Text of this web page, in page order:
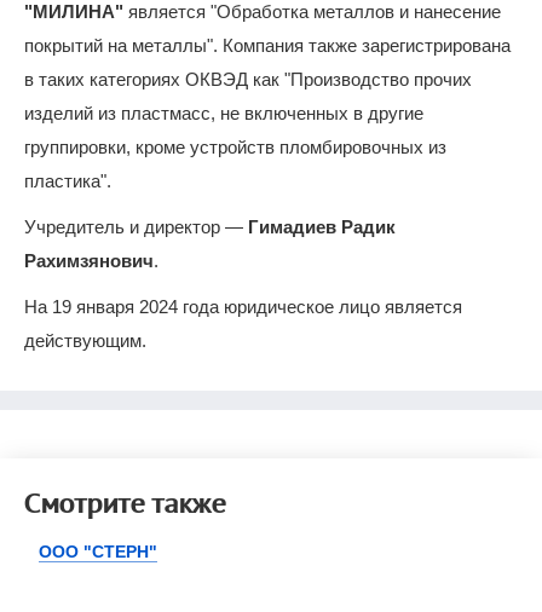
"МИЛИНА" является "Обработка металлов и нанесение
покрытий на металлы". Компания также зарегистрирована
в таких категориях ОКВЭД как "Производство прочих
изделий из пластмасс, не включенных в другие
группировки, кроме устройств пломбировочных из
пластика".
Учредитель и директор — Гимадиев Радик
Рахимзянович.
На 19 января 2024 года юридическое лицо является
действующим.
Смотрите также
ООО "СТЕРН"